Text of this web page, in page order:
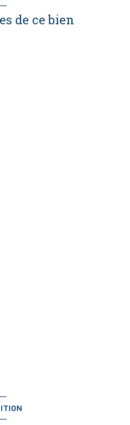
de ce bien